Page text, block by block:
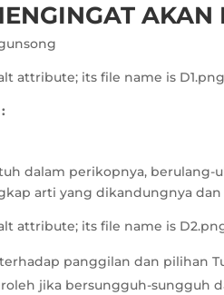
dalam perikopnya, berulang-
arti yang dikandungnya dan
panggilan dan pilihan
jika bersungguh-sungguh